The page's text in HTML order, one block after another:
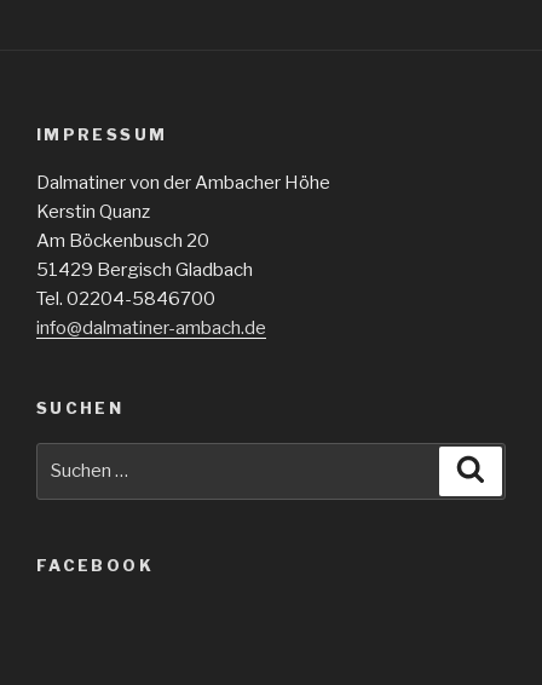
IMPRESSUM
Dalmatiner von der Ambacher Höhe
Kerstin Quanz
Am Böckenbusch 20
51429 Bergisch Gladbach
Tel. 02204-5846700
info@dalmatiner-ambach.de
SUCHEN
FACEBOOK